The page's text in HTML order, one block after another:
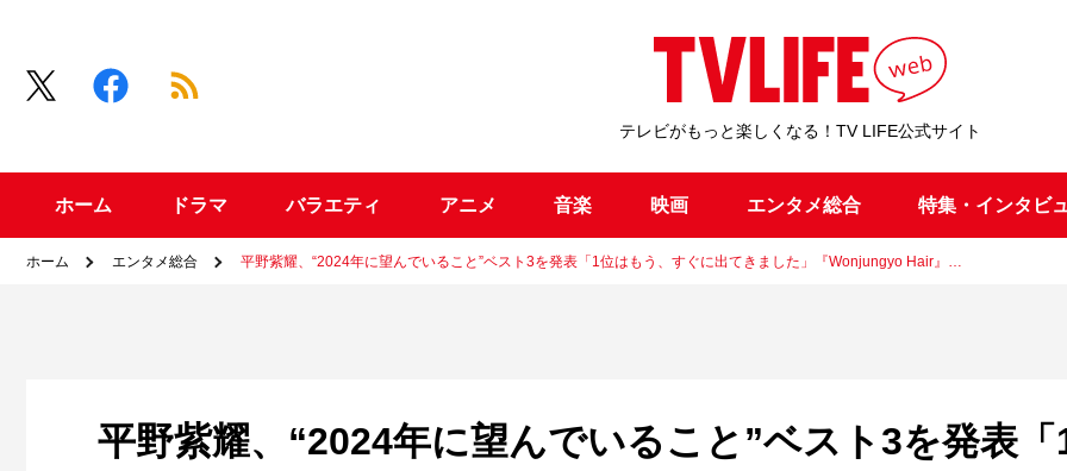
テレビがもっと楽しくなる！TV LIFE公式サイト
ホーム ドラマ バラエティ アニメ 音楽 映画 エンタメ総合 特集・インタビ
ホーム エンタメ総合 平野紫耀、“2024年に望んでいること”ベスト3を発表「1位はもう、すぐに出てきました」『Wonjungyo Hair』…
平野紫耀、“2024年に望んでいること”ベスト3を発表「